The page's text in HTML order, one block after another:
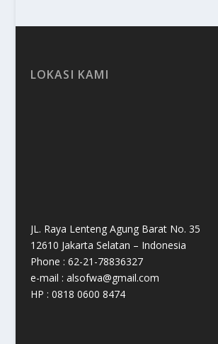
LOKASI KAMI
JL. Raya Lenteng Agung Barat No. 35
12610 Jakarta Selatan – Indonesia
Phone : 62-21-78836327
e-mail : alsofwa@gmail.com
HP : 0818 0600 8474